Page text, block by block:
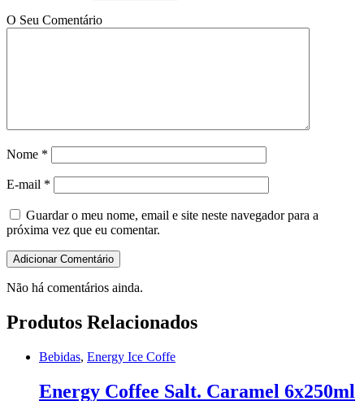
O Seu Comentário
Nome *
E-mail *
Guardar o meu nome, email e site neste navegador para a
próxima vez que eu comentar.
Não há comentários ainda.
Produtos Relacionados
Bebidas, Energy Ice Coffe
Energy Coffee Salt. Caramel 6x250ml